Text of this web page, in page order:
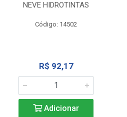
NEVE HIDROTINTAS
Código: 14502
R$ 92,17
Adicionar